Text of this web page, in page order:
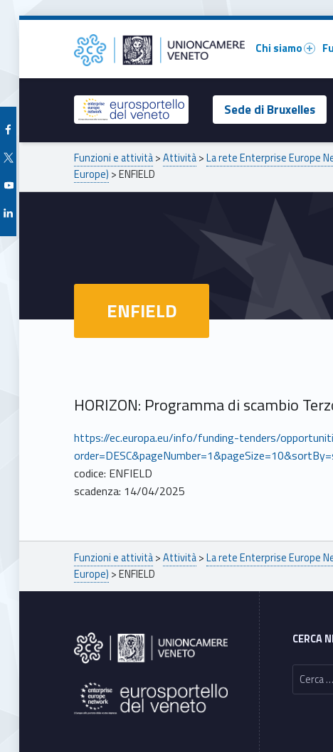
ENFIELD – Unioncamere del Veneto Unioncamere del Veneto
Primary Menu
Chi siamo
Header info sidebar Sede di Bruxelles
Facebook Unioncamere Veneto
Twitter Unioncamere Veneto
Youtube Unioncamere Veneto
Linkedin Unioncamere Veneto
Breadcrumbs navigation
Funzioni e attività>Attività>La rete Enterprise Europe
Europe) >ENFIELD
ENFIELD
HORIZON: Programma di scambio
https://ec.europa.eu/info/funding-tenders/
codice: ENFIELD
scadenza: 14/04/2025
Breadcrumbs navigation
Funzioni e attività>Attività>La rete Enterprise Europe
Europe) >ENFIELD
Footer sidebar
CERCA
Ricerca per: